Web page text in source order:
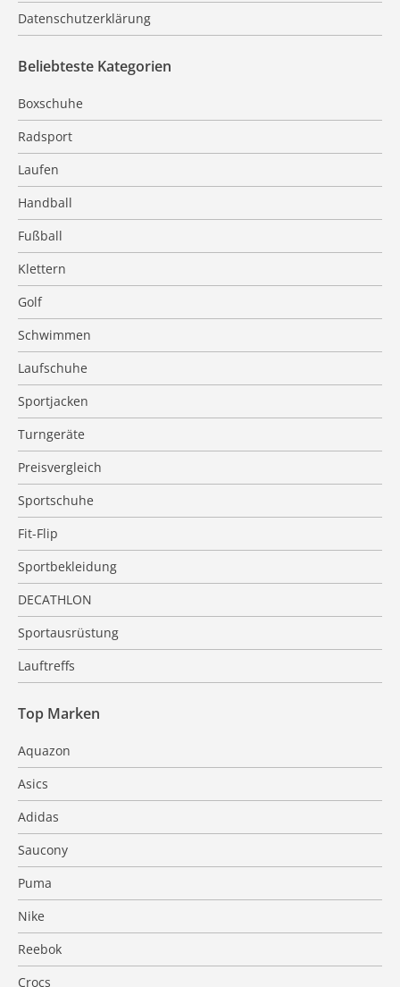
Datenschutzerklärung
Beliebteste Kategorien
Boxschuhe
Radsport
Laufen
Handball
Fußball
Klettern
Golf
Schwimmen
Laufschuhe
Sportjacken
Turngeräte
Preisvergleich
Sportschuhe
Fit-Flip
Sportbekleidung
DECATHLON
Sportausrüstung
Lauftreffs
Top Marken
Aquazon
Asics
Adidas
Saucony
Puma
Nike
Reebok
Crocs